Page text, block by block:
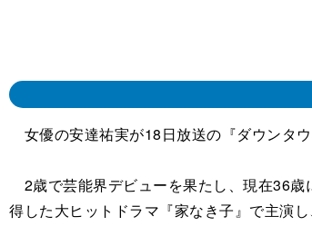
女優の安達祐実が18日放送の『ダウンタ
2歳で芸能界デビューを果たし、現在36歳
得した大ヒットドラマ『家なき子』で主演